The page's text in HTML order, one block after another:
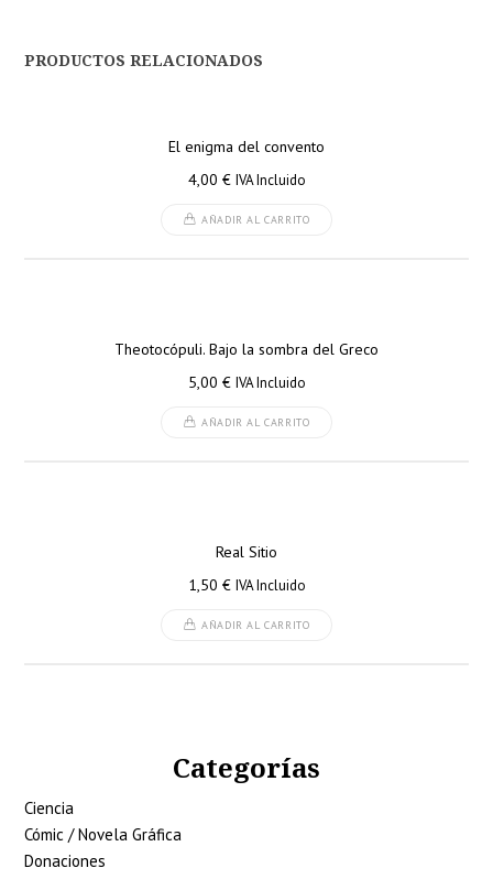
PRODUCTOS RELACIONADOS
El enigma del convento
4,00 € IVA Incluido
AÑADIR AL CARRITO
Theotocópuli. Bajo la sombra del Greco
5,00 € IVA Incluido
AÑADIR AL CARRITO
Real Sitio
1,50 € IVA Incluido
AÑADIR AL CARRITO
Categorías
Ciencia
Cómic / Novela Gráfica
Donaciones